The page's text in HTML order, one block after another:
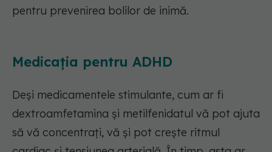
pentru prevenirea bolilor de inimă.
Medicația pentru ADHD
Deși medicamentele stimulante, cum ar fi
dextroamfetamina și metilfenidatul vă pot ajuta
să vă concentrați, vă și pot crește ritmul